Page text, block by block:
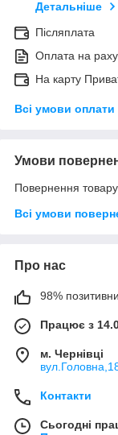
Детальніше
Післяплата
Оплата на
На карту
Всі умови оплати
Умови
Повернення
Всі умови
Про нас
98%
Працює з
м. Чернівці
Контакти
Сьогодні